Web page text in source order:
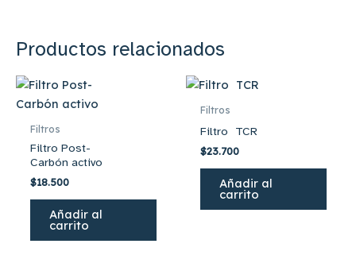
Productos relacionados
Filtros
Filtro Post-
Carbón activo
$18.500
Añadir al
carrito
Filtros
Filtro TCR
$23.700
Añadir al
carrito